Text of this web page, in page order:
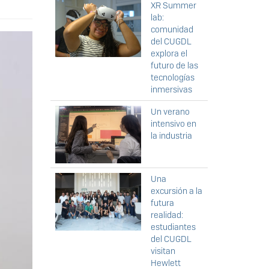
XR Summer
lab:
comunidad
del CUGDL
explora el
futuro de las
tecnologías
inmersivas
Un verano
intensivo en
la industria
Una
excursión a la
futura
realidad:
estudiantes
del CUGDL
visitan
Hewlett